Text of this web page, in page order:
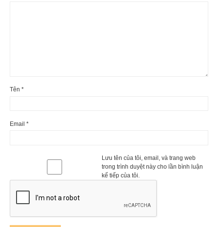
Tên *
Email *
Lưu tên của tôi, email, và trang web
trong trình duyệt này cho lần bình luận
kế tiếp của tôi.